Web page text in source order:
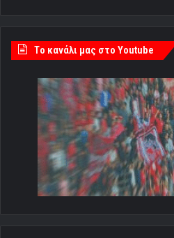
Tο κανάλι μας στο Youtube